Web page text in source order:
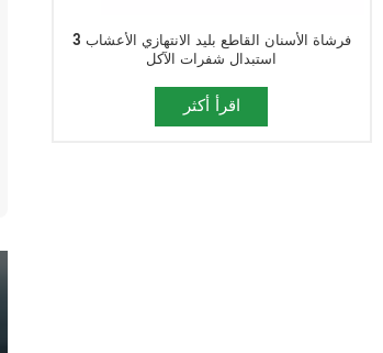
3 فرشاة الأسنان القاطع بليد الانتهازي الأعشاب
استبدال شفرات الآكل
اقرأ أكثر